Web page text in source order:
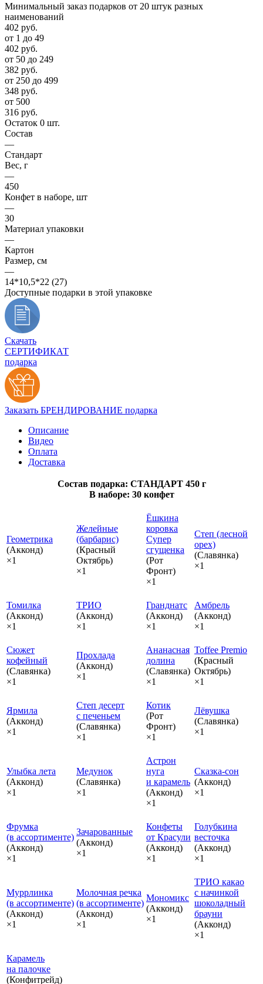
Минимальный заказ подарков от 20 штук разных
наименований
402 руб.
от 1 до 49
402 руб.
от 50 до 249
382 руб.
от 250 до 499
348 руб.
от 500
316 руб.
Остаток 0 шт.
Состав
—
Стандарт
Вес, г
—
450
Конфет в наборе, шт
—
30
Материал упаковки
—
Картон
Размер, см
—
14*10,5*22 (27)
Доступные подарки в этой упаковке
Скачать
СЕРТИФИКАТ
подарка
Заказать БРЕНДИРОВАНИЕ подарка
Описание
Видео
Оплата
Доставка
Состав подарка: СТАНДАРТ 450 г
В наборе: 30 конфет
Геометрика
(Акконд)
×1
Желейные
(барбарис)
(Красный
Октябрь)
×1
Ёшкина
коровка
Супер
сгущенка
(Рот
Фронт)
×1
Степ (лесной
орех)
(Славянка)
×1
Томилка
(Акконд)
×1
ТРИО
(Акконд)
×1
Гранднатс
(Акконд)
×1
Амбрель
(Акконд)
×1
Сюжет
кофейный
(Славянка)
×1
Прохлада
(Акконд)
×1
Ананасная
долина
(Славянка)
×1
Toffee Premio
(Красный
Октябрь)
×1
Ярмила
(Акконд)
×1
Степ десерт
с печеньем
(Славянка)
×1
Котик
(Рот
Фронт)
×1
Лёвушка
(Славянка)
×1
Улыбка лета
(Акконд)
×1
Медунок
(Славянка)
×1
Астрон
нуга
и карамель
(Акконд)
×1
Сказка‑сон
(Акконд)
×1
Фрумка
(в ассортименте)
(Акконд)
×1
Зачарованные
(Акконд)
×1
Конфеты
от Красули
(Акконд)
×1
Голубкина
весточка
(Акконд)
×1
Муррлинка
(в ассортименте)
(Акконд)
×1
Молочная речка
(в ассортименте)
(Акконд)
×1
Мономикс
(Акконд)
×1
ТРИО какао
с начинкой
шоколадный
брауни
(Акконд)
×1
Карамель
на палочке
(Конфитрейд)